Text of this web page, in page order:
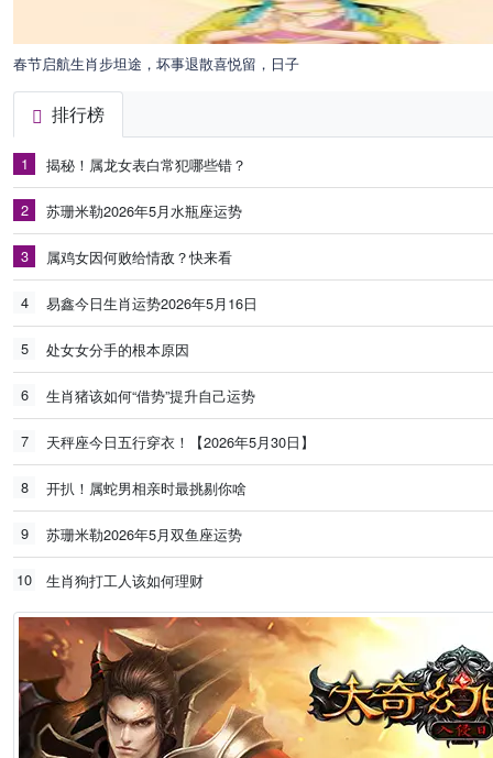
春节启航生肖步坦途，坏事退散喜悦留，日子
排行榜
1 揭秘！属龙女表白常犯哪些错？
2 苏珊米勒2026年5月水瓶座运势
3 属鸡女因何败给情敌？快来看
4 易鑫今日生肖运势2026年5月16日
5 处女女分手的根本原因
6 生肖猪该如何“借势”提升自己运势
7 天秤座今日五行穿衣！【2026年5月30日】
8 开扒！属蛇男相亲时最挑剔你啥
9 苏珊米勒2026年5月双鱼座运势
10 生肖狗打工人该如何理财